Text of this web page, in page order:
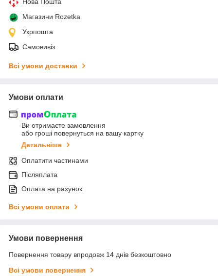
Магазини Rozetka
Укрпошта
Самовивіз
Всі умови доставки
Умови оплати
Ви отримаєте замовлення
або гроші повернуться на вашу картку
Детальніше
Оплатити частинами
Післяплата
Оплата на рахунок
Всі умови оплати
Умови повернення
Повернення товару впродовж 14 днів безкоштовно
Всі умови повернення